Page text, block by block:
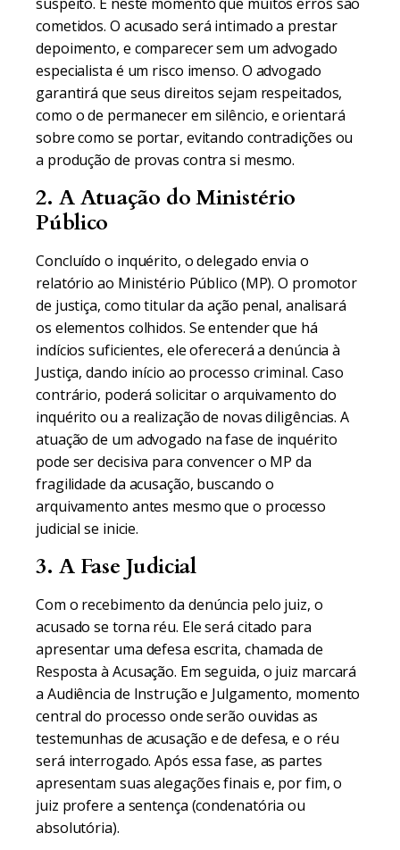
cometidos. O acusado será intimado a prestar
depoimento, e comparecer sem um advogado
especialista é um risco imenso. O advogado
garantirá que seus direitos sejam respeitados,
como o de permanecer em silêncio, e orientará
sobre como se portar, evitando contradições ou
a produção de provas contra si mesmo.
2. A Atuação do Ministério
Público
Concluído o inquérito, o delegado envia o
relatório ao Ministério Público (MP). O promotor
de justiça, como titular da ação penal, analisará
os elementos colhidos. Se entender que há
indícios suficientes, ele oferecerá a denúncia à
Justiça, dando início ao processo criminal. Caso
contrário, poderá solicitar o arquivamento do
inquérito ou a realização de novas diligências. A
atuação de um advogado na fase de inquérito
pode ser decisiva para convencer o MP da
fragilidade da acusação, buscando o
arquivamento antes mesmo que o processo
judicial se inicie.
3. A Fase Judicial
Com o recebimento da denúncia pelo juiz, o
acusado se torna réu. Ele será citado para
apresentar uma defesa escrita, chamada de
Resposta à Acusação. Em seguida, o juiz marcará
a Audiência de Instrução e Julgamento, momento
central do processo onde serão ouvidas as
testemunhas de acusação e de defesa, e o réu
será interrogado. Após essa fase, as partes
apresentam suas alegações finais e, por fim, o
juiz profere a sentença (condenatória ou
absolutória).